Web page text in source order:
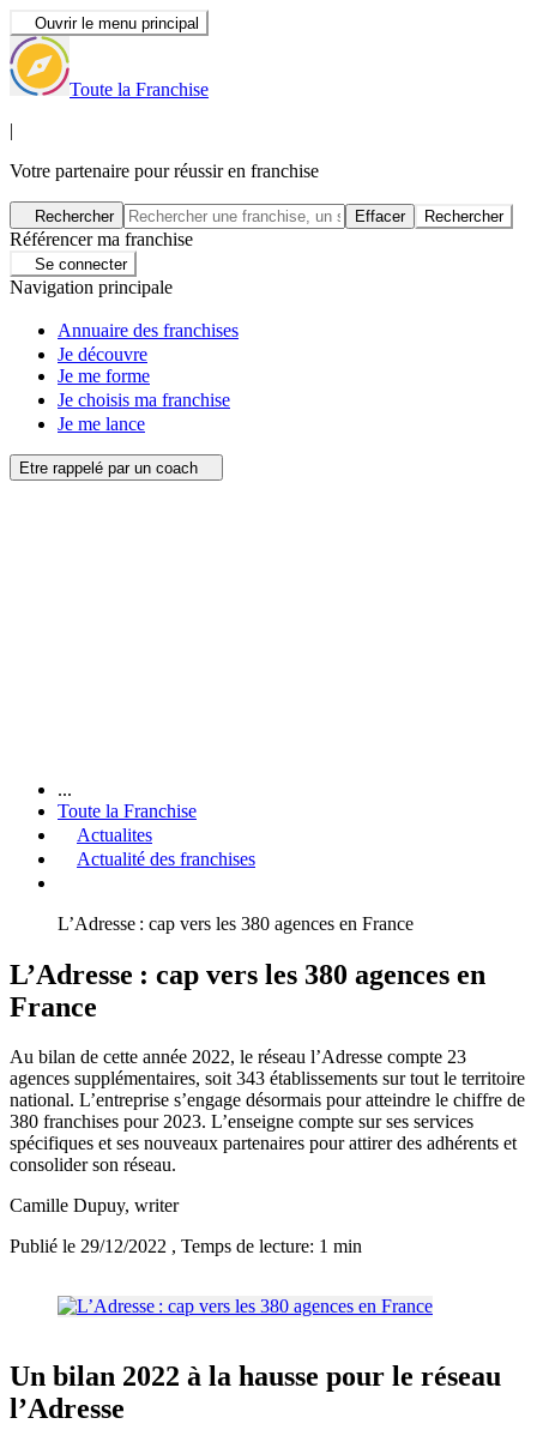
Ouvrir le menu principal
Toute la Franchise
|
Votre partenaire pour réussir en franchise
Rechercher Effacer Rechercher
Référencer ma franchise
Se connecter
Navigation principale
Annuaire des franchises
Je découvre
Je me forme
Je choisis ma franchise
Je me lance
Etre rappelé par un coach
...
Toute la Franchise
Actualites
Actualité des franchises
L’Adresse : cap vers les 380 agences en France
L’Adresse : cap vers les 380 agences en
France
Au bilan de cette année 2022, le réseau l’Adresse compte 23
agences supplémentaires, soit 343 établissements sur tout le territoire
national. L’entreprise s’engage désormais pour atteindre le chiffre de
380 franchises pour 2023. L’enseigne compte sur ses services
spécifiques et ses nouveaux partenaires pour attirer des adhérents et
consolider son réseau.
Camille Dupuy, writer
Publié le 29/12/2022 , Temps de lecture: 1 min
Un bilan 2022 à la hausse pour le réseau
l’Adresse